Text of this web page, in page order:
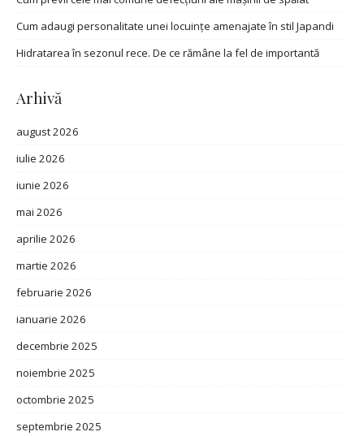
Cum adaugi personalitate unei locuințe amenajate în stil Japandi
Hidratarea în sezonul rece. De ce rămâne la fel de importantă
Arhivă
august 2026
iulie 2026
iunie 2026
mai 2026
aprilie 2026
martie 2026
februarie 2026
ianuarie 2026
decembrie 2025
noiembrie 2025
octombrie 2025
septembrie 2025